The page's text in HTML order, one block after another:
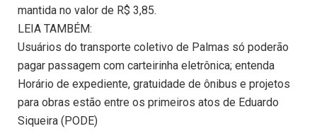
mantida no valor de R$ 3,85.
LEIA TAMBÉM:
Usuários do transporte coletivo de Palmas só poderão
pagar passagem com carteirinha eletrônica; entenda
Horário de expediente, gratuidade de ônibus e projetos
para obras estão entre os primeiros atos de Eduardo
Siqueira (PODE)